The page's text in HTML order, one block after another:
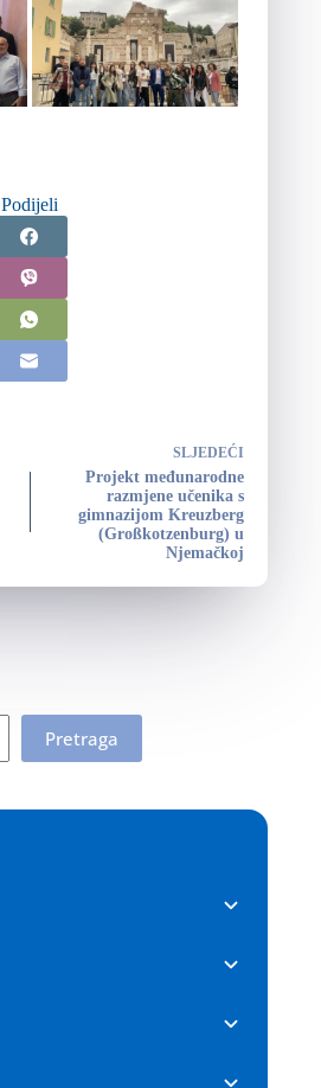
Podijeli
SLJEDEĆI
Projekt međunarodne
razmjene učenika s
gimnazijom Kreuzberg
(Großkotzenburg) u
Njemačkoj
Pretraga